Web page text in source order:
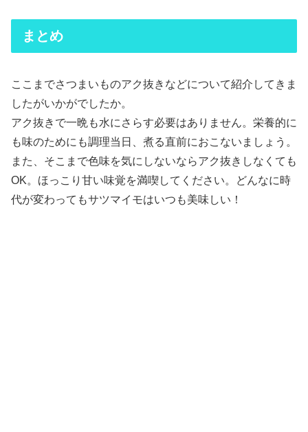
まとめ
ここまでさつまいものアク抜きなどについて紹介してきま
したがいかがでしたか。
アク抜きで一晩も水にさらす必要はありません。栄養的に
も味のためにも調理当日、煮る直前におこないましょう。
また、そこまで色味を気にしないならアク抜きしなくても
OK。ほっこり甘い味覚を満喫してください。どんなに時
代が変わってもサツマイモはいつも美味しい！